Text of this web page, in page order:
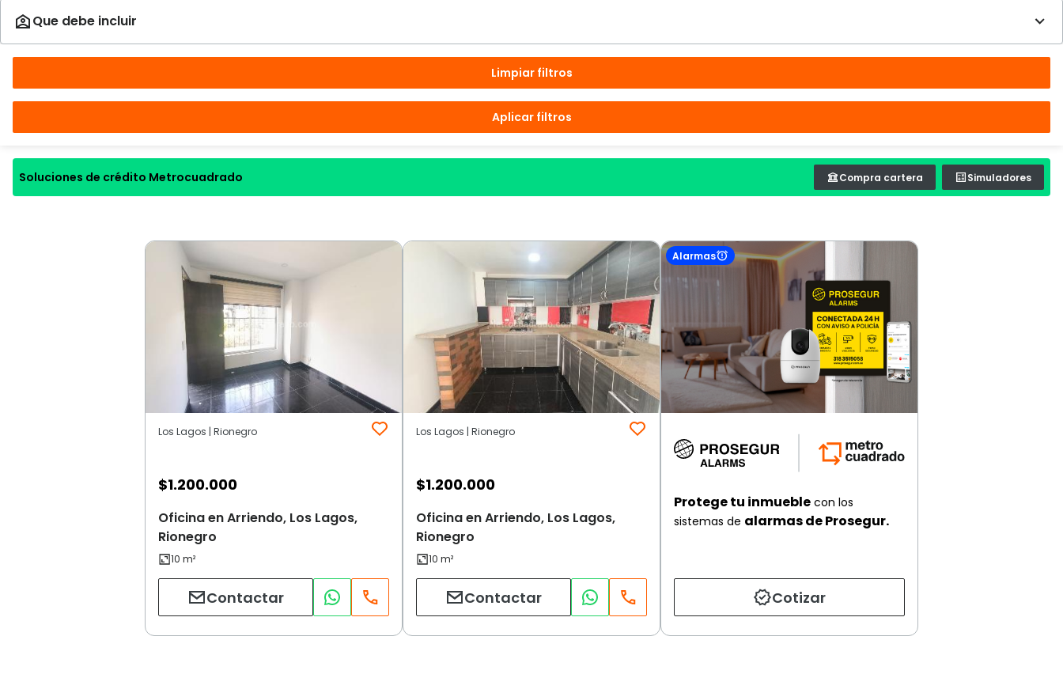
Limpiar filtros
Aplicar filtros
Soluciones de crédito Metrocuadrado Compra cartera Simuladores
Los Lagos | Rionegro
$1.200.000
Oficina en Arriendo, Los Lagos,
Rionegro
Contactar
Los Lagos | Rionegro
$1.200.000
Oficina en Arriendo, Los Lagos,
Rionegro
Contactar
Alarmas
Protege tu inmueble con los
sistemas de alarmas de Prosegur.
Cotizar